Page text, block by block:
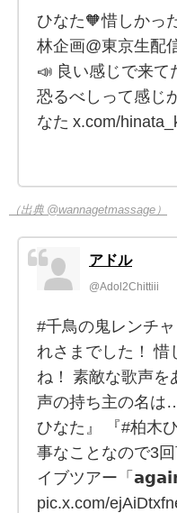
ひなた🧡惜しかっ
林企画@東京生配
📣 良い感じで来て
恐るべしって感じ
なた x.com/
（出典 @wannagetmassage）
アドル
@Adol2Chittiii
#千鳥の鬼レンチ
れさまでした！
ね！ 素敵な歌声を
声の持ち主の名は
ひなた』 『#柏木
事なことなので3
イブツアー「
pic.x.com/